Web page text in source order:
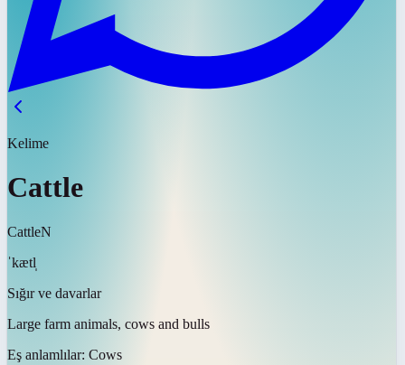
Kelime
Cattle
CattleN
ˈkætl̩
Sığır ve davarlar
Large farm animals, cows and bulls
Eş anlamlılar: Cows